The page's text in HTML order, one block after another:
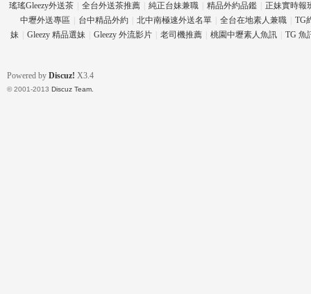
瑤瑤Gleezy外送茶 全台外送茶推薦 純正台妹兼職 精品外約品鑑
正妹實時報
中壢外送專區
台中精品外約 北中南極速外送名單 全台在地素人兼職
TG
妹
Gleezy 精品選妹 Gleezy 外流影片 老司機推薦 桃園中壢素人魚訊 TG 魚
Powered by Discuz! X3.4
© 2001-2013 Discuz Team.